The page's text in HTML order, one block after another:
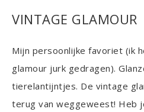
VINTAGE GLAMOUR
Mijn persoonlijke favoriet (ik
glamour jurk gedragen).
tierelantijntjes. De vintage
terug van weggeweest! Heb